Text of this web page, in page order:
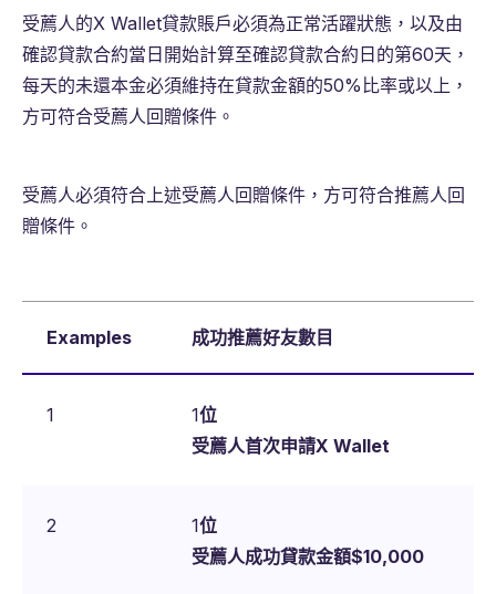
受薦人的X Wallet貸款賬戶必須為正常活躍狀態，以及由
確認貸款合約當日開始計算至確認貸款合約日的第60天，
每天的未還本金必須維持在貸款金額的50%比率或以上，
方可符合受薦人回贈條件。
受薦人必須符合上述受薦人回贈條件，方可符合推薦人回
贈條件。
Examples 成功推薦好友數目
1 1位
受薦人首次申請X Wallet
2 1位
受薦人成功貸款金額$10,000